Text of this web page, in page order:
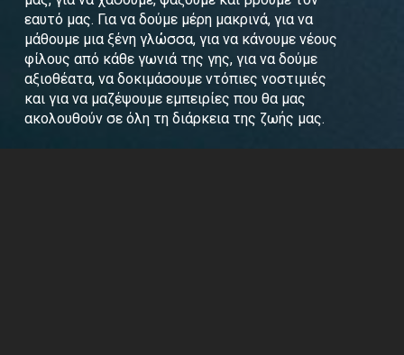
εαυτό μας. Για να δούμε μέρη μακρινά, για να
μάθουμε μια ξένη γλώσσα, για να κάνουμε νέους
φίλους από κάθε γωνιά της γης, για να δούμε
αξιοθέατα, να δοκιμάσουμε ντόπιες νοστιμιές
και για να μαζέψουμε εμπειρίες που θα μας
ακολουθούν σε όλη τη διάρκεια της ζωής μας.